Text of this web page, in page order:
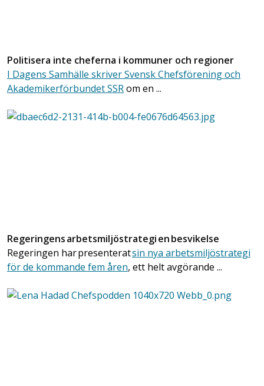
Politisera inte cheferna i kommuner och regioner
I Dagens Samhälle skriver Svensk Chefsförening och
Akademikerförbundet SSRom en ...
Regeringens arbetsmiljöstrategi en besvikelse
Regeringen har presenteratsin nya arbetsmiljöstrategi
för de kommande fem åren, ett helt avgörande ...